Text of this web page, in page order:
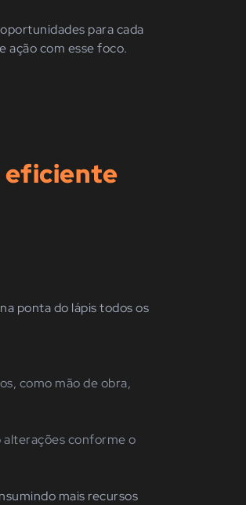
para cada
ação com esse foco.
eficiente
ponta do lápis todos os
como mão de obra,
alterações conforme o
mais recursos